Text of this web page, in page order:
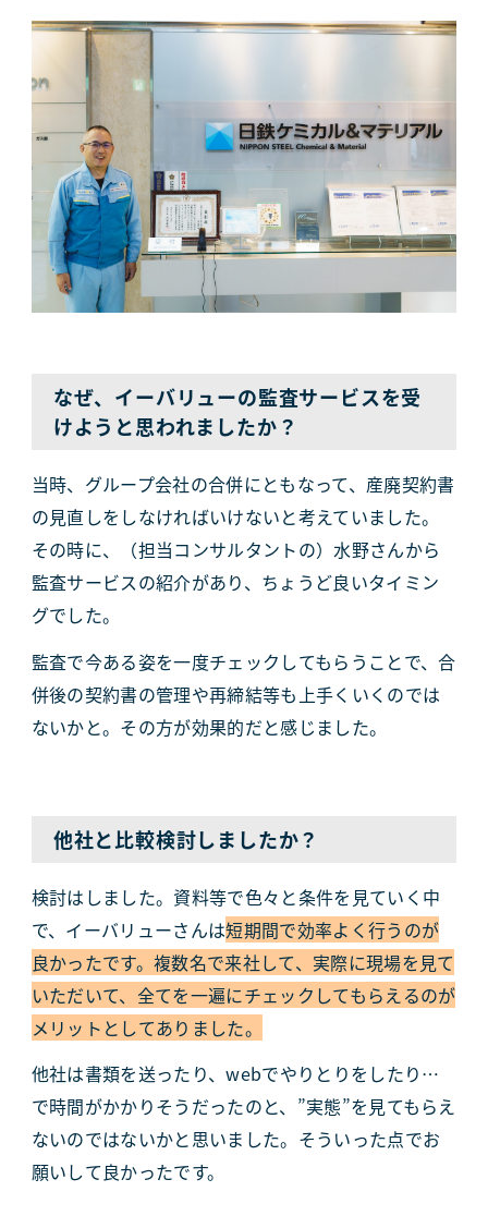
なぜ、イーバリューの監査サービスを受
けようと思われましたか？
当時、グループ会社の合併にともなって、産廃契約書
の見直しをしなければいけないと考えていました。
その時に、（担当コンサルタントの）水野さんから
監査サービスの紹介があり、ちょうど良いタイミン
グでした。
監査で今ある姿を一度チェックしてもらうことで、合
併後の契約書の管理や再締結等も上手くいくのでは
ないかと。その方が効果的だと感じました。
他社と比較検討しましたか？
検討はしました。資料等で色々と条件を見ていく中
で、イーバリューさんは短期間で効率よく行うのが
良かったです。複数名で来社して、実際に現場を見て
いただいて、全てを一遍にチェックしてもらえるのが
メリットとしてありました。
他社は書類を送ったり、webでやりとりをしたり…
で時間がかかりそうだったのと、”実態”を見てもらえ
ないのではないかと思いました。そういった点でお
願いして良かったです。